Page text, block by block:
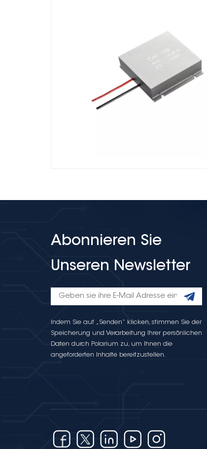
Abonnieren Sie
Unseren Newsletter
Indem Sie auf „Senden“ klicken, stimmen Sie der
Speicherung und Verarbeitung Ihrer persönlichen
Daten durch Polarium zu, um Ihnen die
angeforderten Inhalte bereitzustellen.